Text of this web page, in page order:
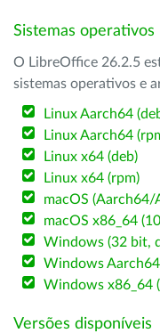
Sistemas operativos
O LibreOffice 26.2.5
sistemas operativos e
Linux Aarch64
Linux Aarch64
Linux x64 (deb)
Linux x64 (rpm)
macOS (Aarch64/
macOS x86_64
Windows (32 bit,
Windows Aarch64
Windows x86_64
Versões disponíveis